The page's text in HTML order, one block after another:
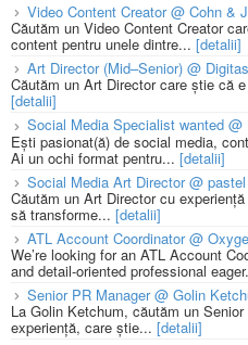
Video Content Creator @ Cohn &
Căutăm un Video Content Creator
content pentru unele dintre... [detalii]
Art Director (Mid–Senior) @
Căutăm un Art Director care știe că
[detalii]
Social Media Specialist wanted @
Ești pasionat(ă) de social media,
Ai un ochi format pentru... [detalii]
Social Media Art Director @ pastel
Căutăm un Art Director cu
să transforme... [detalii]
ATL Account Coordinator @
We’re looking for an ATL Account
and detail-oriented professional
Senior PR Manager @ Golin
La Golin Ketchum, căutăm un
experiență, care știe... [detalii]